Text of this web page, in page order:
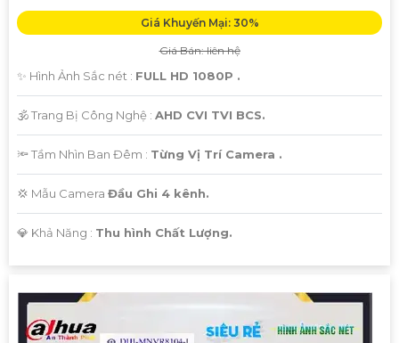
Giá Khuyến Mại: 30%
Giá Bán: liên hệ
✨ Hình Ảnh Sắc nét : FULL HD 1080P .
🕉️ Trang Bị Công Nghệ : AHD CVI TVI BCS.
🔦 Tầm Nhìn Ban Đêm : Từng Vị Trí Camera .
💢 Mẫu Camera Đầu Ghi 4 kênh.
️💎 Khả Năng : Thu hình Chất Lượng.